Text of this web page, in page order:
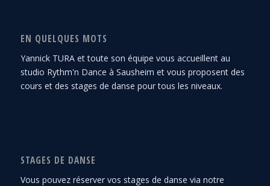
EN QUELQUES MOTS
Yannick TURA et toute son équipe vous accueillent au
studio Rythm'n Dance à Sausheim et vous proposent des
cours et des stages de danse pour tous les niveaux.
STAGES DE DANSE
Vous pouvez réserver vos stages de danse via notre